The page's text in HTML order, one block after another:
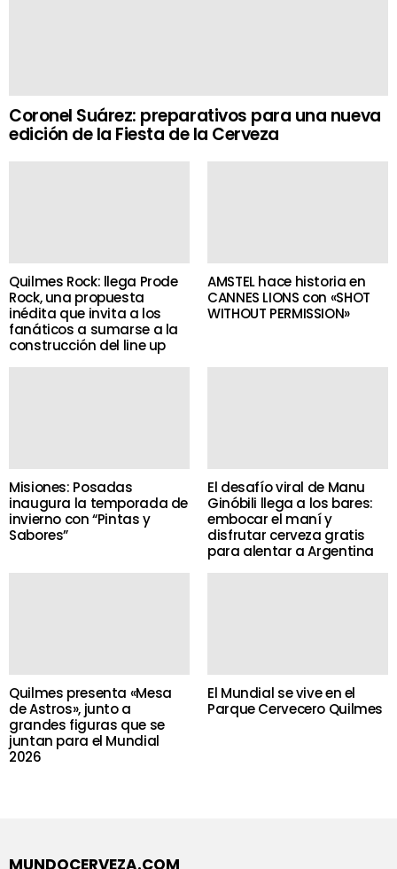
Coronel Suárez: preparativos para una nueva
edición de la Fiesta de la Cerveza
Quilmes Rock: llega Prode
Rock, una propuesta
inédita que invita a los
fanáticos a sumarse a la
construcción del line up
AMSTEL hace historia en
CANNES LIONS con «SHOT
WITHOUT PERMISSION»
Misiones: Posadas
inaugura la temporada de
invierno con “Pintas y
Sabores”
El desafío viral de Manu
Ginóbili llega a los bares:
embocar el maní y
disfrutar cerveza gratis
para alentar a Argentina
Quilmes presenta «Mesa
de Astros», junto a
grandes figuras que se
juntan para el Mundial
2026
El Mundial se vive en el
Parque Cervecero Quilmes
MUNDOCERVEZA.COM